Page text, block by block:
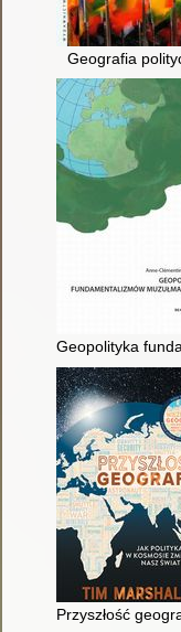
Geografia
Geopolityka
Przyszłość